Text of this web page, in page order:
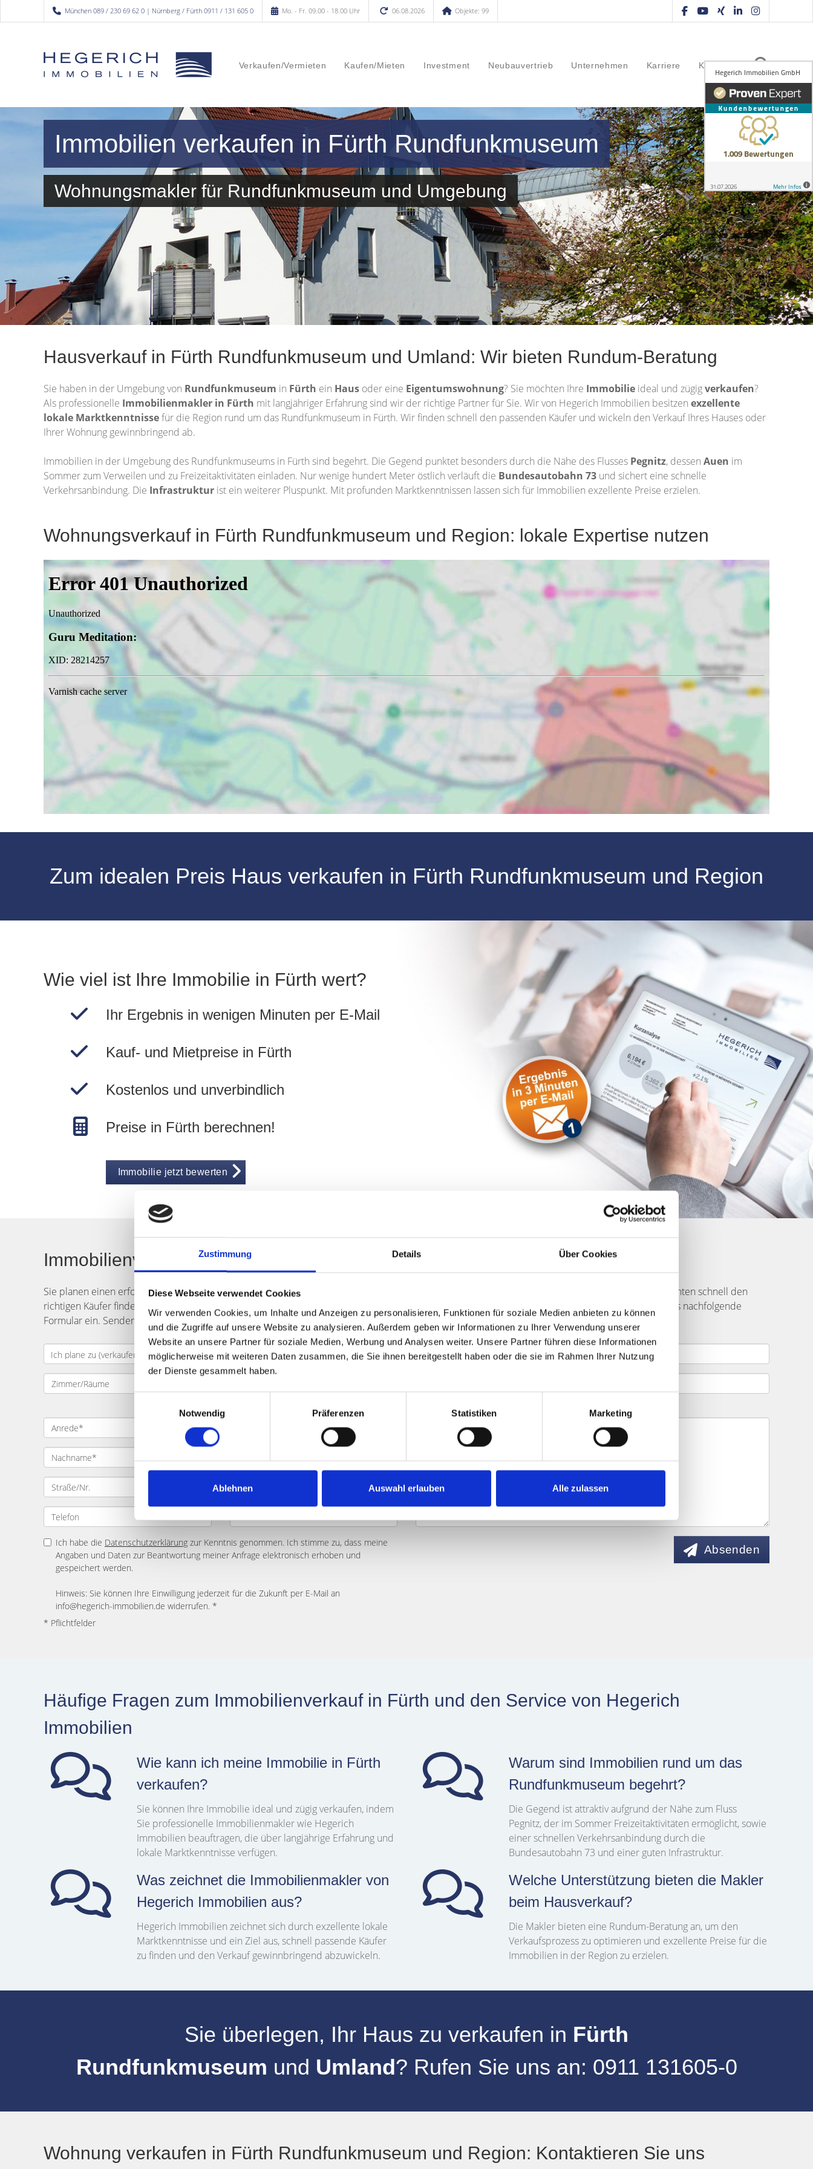
Zustimmung Details Über Cookies
Diese Webseite verwendet Cookies
Wir verwenden Cookies, um Inhalte und Anzeigen zu personalisieren, Funktionen für soziale Medien anbieten zu können
und die Zugriffe auf unsere Website zu analysieren. Außerdem geben wir Informationen zu Ihrer Verwendung unserer
Website an unsere Partner für soziale Medien, Werbung und Analysen weiter. Unsere Partner führen diese Informationen
möglicherweise mit weiteren Daten zusammen, die Sie ihnen bereitgestellt haben oder die sie im Rahmen Ihrer Nutzung
der Dienste gesammelt haben.
Notwendig
Präferenzen Statistiken Marketing
Ablehnen Auswahl erlauben Alle zulassen
München 089 / 230 69 62 0 | Nürnberg / Fürth 0911 / 131 605 0 Mo. - Fr. 09.00 - 18.00 Uhr 06.08.2026 Objekte: 99
Verkaufen/Vermieten Kaufen/Mieten Investment Neubauvertrieb Unternehmen Karriere Kontakt
Immobilien verkaufen in Fürth Rundfunkmuseum
Wohnungsmakler für Rundfunkmuseum und Umgebung
Hausverkauf in Fürth Rundfunkmuseum und Umland: Wir bieten Rundum-Beratung
Sie haben in der Umgebung von Rundfunkmuseum in Fürth ein Haus oder eine Eigentumswohnung? Sie möchten Ihre Immobilie ideal und zügigverkaufen?
Als professionelle Immobilienmakler in Fürth mit langjähriger Erfahrung sind wir der richtige Partner für Sie. Wir von Hegerich Immobilien besitzen exzellente
lokale Marktkenntnissefür die Region rund um das Rundfunkmuseum in Fürth. Wir finden schnell den passenden Käufer und wickeln den Verkauf Ihres Hauses oder
Ihrer Wohnung gewinnbringend ab.
Immobilien in der Umgebung des Rundfunkmuseums in Fürth sind begehrt. Die Gegend punktet besonders durch die Nähe des Flusses Pegnitz, dessen Auen im
Sommer zum Verweilen und zu Freizeitaktivitäten einladen. Nur wenige hundert Meter östlich verläuft die Bundesautobahn 73 und sichert eine schnelle
Verkehrsanbindung. Die Infrastruktur ist ein weiterer Pluspunkt. Mit profunden Marktkenntnissen lassen sich für Immobilien exzellente Preise erzielen.
Wohnungsverkauf in Fürth Rundfunkmuseum und Region: lokale Expertise nutzen
Zum idealen Preis Haus verkaufen in Fürth Rundfunkmuseum und Region
Wie viel ist Ihre Immobilie in Fürth wert?
Ihr Ergebnis in wenigen Minuten per E-Mail
Kauf- und Mietpreise in Fürth
Kostenlos und unverbindlich
Preise in Fürth berechnen!
Immobilie jetzt bewerten
Immobilienverkauf in Fürth Rundfunkmuseum und Region: Käufer finden
Sie planen einen erfolgreichenVerkaufIhrerImmobiliein
? Ihr Objekt befindet sich in der Umgebung des Rundfunkmuseums und Sie möchten schnell den
richtigen Käufer finden? Das Team von Hegerich Immobilien unterstützt Sie umfassend. Geben Sie die wichtigsten Daten zu Ihrem Objekt
in das nachfolgende
Formular ein. Senden Sie uns dann Ihre Verkaufsanfrage. Wir kontaktieren Sie schnellstmöglich und besprechen gern mit Ihnen Ihr Projekt.
Ich habe die Datenschutzerklärung zur Kenntnis genommen. Ich stimme zu, dass meine
Angaben und Daten zur Beantwortung meiner Anfrage elektronisch erhoben und
gespeichert werden.
Hinweis: Sie können Ihre Einwilligung jederzeit für die Zukunft per E-Mail an
info@hegerich-immobilien.de widerrufen. *
* Pflichtfelder
Absenden
Häufige Fragen zum Immobilienverkauf in Fürth und den Service von Hegerich
Immobilien
Wie kann ich meine Immobilie in Fürth
verkaufen?
Sie können Ihre Immobilie ideal und zügig verkaufen, indem
Sie professionelle Immobilienmakler wie Hegerich
Immobilien beauftragen, die über langjährige Erfahrung und
lokale Marktkenntnisse verfügen.
Warum sind Immobilien rund um das
Rundfunkmuseum begehrt?
Die Gegend ist attraktiv aufgrund der Nähe zum Fluss
Pegnitz, der im Sommer Freizeitaktivitäten ermöglicht, sowie
einer schnellen Verkehrsanbindung durch die
Bundesautobahn 73 und einer guten Infrastruktur.
Was zeichnet die Immobilienmakler von
Hegerich Immobilien aus?
Hegerich Immobilien zeichnet sich durch exzellente lokale
Marktkenntnisse und ein Ziel aus, schnell passende Käufer
zu finden und den Verkauf gewinnbringend abzuwickeln.
Welche Unterstützung bieten die Makler
beim Hausverkauf?
Die Makler bieten eine Rundum-Beratung an, um den
Verkaufsprozess zu optimieren und exzellente Preise für die
Immobilien in der Region zu erzielen.
Sie überlegen, Ihr Haus zu verkaufen in Fürth
Rundfunkmuseum und Umland? Rufen Sie uns an: 0911 131605-0
Wohnung verkaufen in Fürth Rundfunkmuseum und Region: Kontaktieren Sie uns